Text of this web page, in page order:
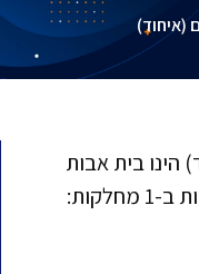
(איחוד)
הינו בית אבות
בגבעת-חיים (איחוד) המכיל 21 מיטות ב-1 מחלקות: